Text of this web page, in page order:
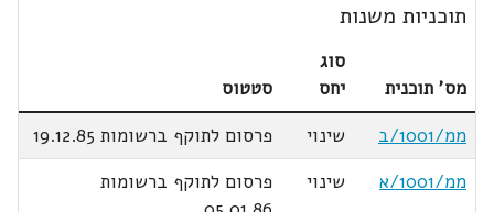
תוכניות משנות
מס' תוכנית
סוג
יחס
סטטוס
ממ/1001/ב
שינוי
פרסום לתוקף ברשומות 19.12.85
ממ/1001/א
שינוי
פרסום לתוקף ברשומות